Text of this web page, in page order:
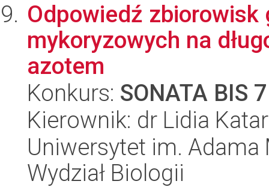
Odpowiedź
mykoryzowych na
azotem
Konkurs: SONATA BIS 7
Kierownik: dr Lidia
Uniwersytet im.
Wydział Biologii